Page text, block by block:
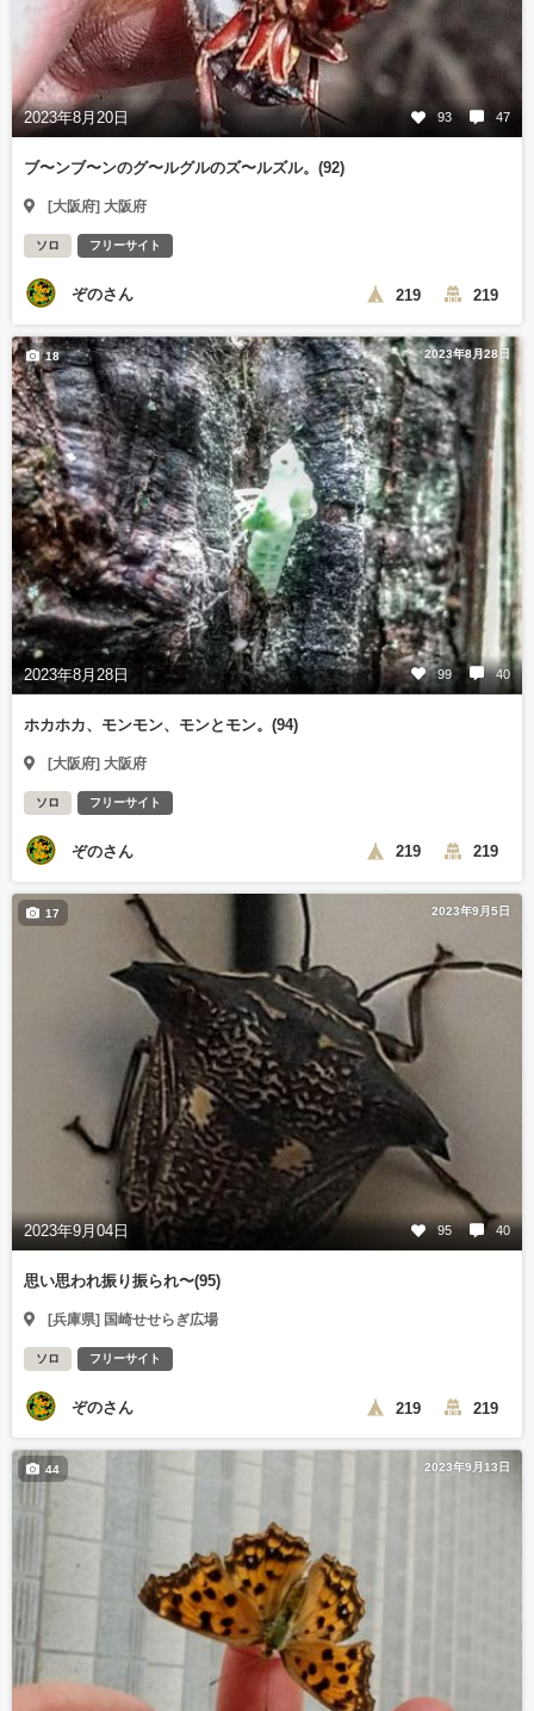
2023年8月20日 93 47
ブ〜ンブ〜ンのグ〜ルグルのズ〜ルズル。(92)
[大阪府] 大阪府
ソロ フリーサイト
ぞのさん 219 219
2023年8月28日
2023年8月28日 99 40
18
ホカホカ、モンモン、モンとモン。(94)
[大阪府] 大阪府
ソロ フリーサイト
ぞのさん 219 219
2023年9月5日
2023年9月04日 95 40
17
思い思われ振り振られ〜(95)
[兵庫県] 国崎せせらぎ広場
ソロ フリーサイト
ぞのさん 219 219
2023年9月13日
44